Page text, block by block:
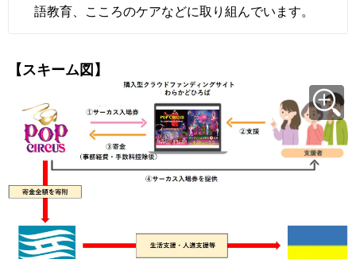
語教育、こころのケアなどに取り組んでいます。
【スキーム図】